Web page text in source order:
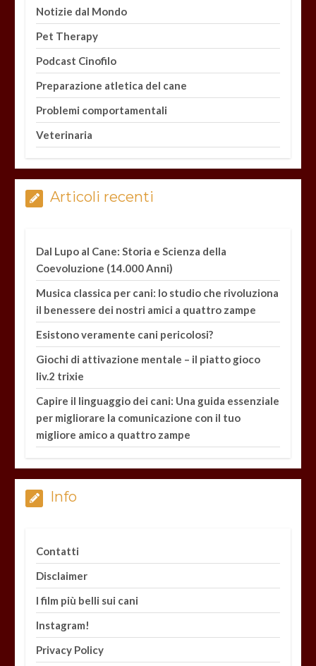
Notizie dal Mondo
Pet Therapy
Podcast Cinofilo
Preparazione atletica del cane
Problemi comportamentali
Veterinaria
Articoli recenti
Dal Lupo al Cane: Storia e Scienza della
Coevoluzione (14.000 Anni)
Musica classica per cani: lo studio che rivoluziona
il benessere dei nostri amici a quattro zampe
Esistono veramente cani pericolosi?
Giochi di attivazione mentale – il piatto gioco
liv.2 trixie
Capire il linguaggio dei cani: Una guida essenziale
per migliorare la comunicazione con il tuo
migliore amico a quattro zampe
Info
Contatti
Disclaimer
I film più belli sui cani
Instagram!
Privacy Policy